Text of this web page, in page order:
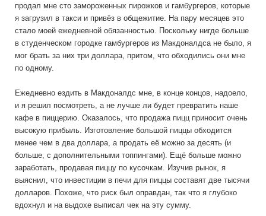
продал мне сто замороженных пирожков и гамбургеров, которые
я загрузил в такси и привёз в общежитие. На пару месяцев это
стало моей ежедневной обязанностью. Поскольку нигде больше
в студенческом городке гамбургеров из Макдоналдса не было, я
мог брать за них три доллара, притом, что обходились они мне
по одному.
Ежедневно ездить в Макдоналдс мне, в конце концов, надоело,
и я решил посмотреть, а не лучше ли будет превратить наше
кафе в пиццерию. Оказалось, что продажа пицц приносит очень
высокую прибыль. Изготовление большой пиццы обходится
менее чем в два доллара, а продать её можно за десять (и
больше, с дополнительными топпингами). Ещё больше можно
заработать, продавая пиццу по кусочкам. Изучив рынок, я
выяснил, что инвестиции в печи для пиццы составят две тысячи
долларов. Похоже, что риск был оправдан, так что я глубоко
вдохнул и на выдохе выписал чек на эту сумму.